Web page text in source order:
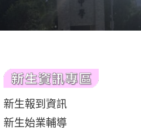
新生報到資訊
新生始業輔導